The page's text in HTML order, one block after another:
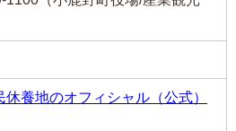
休養地のオフィシャル（公式）